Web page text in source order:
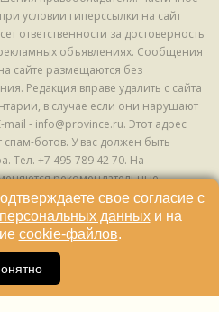
условии гиперссылки на сайт
ответственности за достоверность
объявлениях. Сообщения
сайте размещаются без
Редакция вправе удалить с сайта
в случае если они нарушают
mail - info@province.ru. Этот адрес
ботов. У вас должен быть
Tел. +7 495 789 42 70. На
рекомендательные
предоставления
и анализа сведений,
сети "Интернет",
Федерации) © ООО ИД
свое согласие с
данныхи на
cookie-файлов.